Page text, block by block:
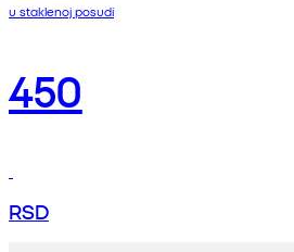
u staklenoj posudi
450
RSD